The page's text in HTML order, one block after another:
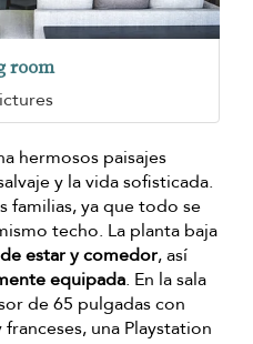
room
hermosos paisajes
y la vida sofisticada.
familias, ya que todo se
techo. La planta baja
estar y comedor, así
equipada. En la sala
de 65 pulgadas con
una Playstation